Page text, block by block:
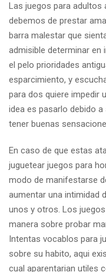
Las juegos para adultos
debemos de prestar
barra malestar que
admisible determinar en
el pelo prioridades
esparcimiento, y
para dos quiere impedir
idea es pasarlo debido
tener buenas
En caso de que estas
juguetear juegos para
modo de manifestarse
aumentar una intimidad
unos y otros. Los
manera sobre probar
Intentas vocablos para
sobre su habito, aqui
cual aparentarian utiles